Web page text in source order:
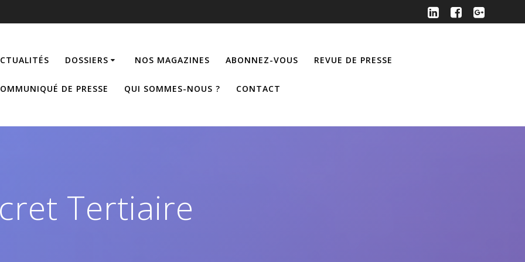
DOSSIERS NOS MAGAZINES ABONNEZ-VOUS REVUE DE PRESSE
DE PRESSE QUI SOMMES-NOUS ? CONTACT
Tertiaire